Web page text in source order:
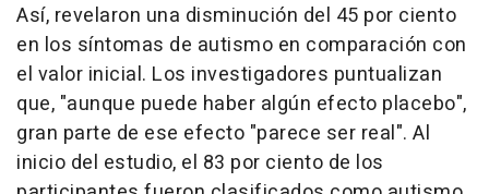
Así, revelaron una disminución del 45 por ciento
en los síntomas de autismo en comparación con
el valor inicial. Los investigadores puntualizan
que, "aunque puede haber algún efecto placebo",
gran parte de ese efecto "parece ser real". Al
inicio del estudio, el 83 por ciento de los